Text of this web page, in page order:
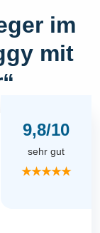
im
mit
9,8/10
sehr gut
★★★★★